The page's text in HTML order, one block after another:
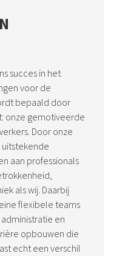
succes in het
voor de
bepaald door
onze gemotiveerde
Door onze
aan professionals
als wij. Daarbij
flexibele teams
en
opbouwen die
echt een verschil